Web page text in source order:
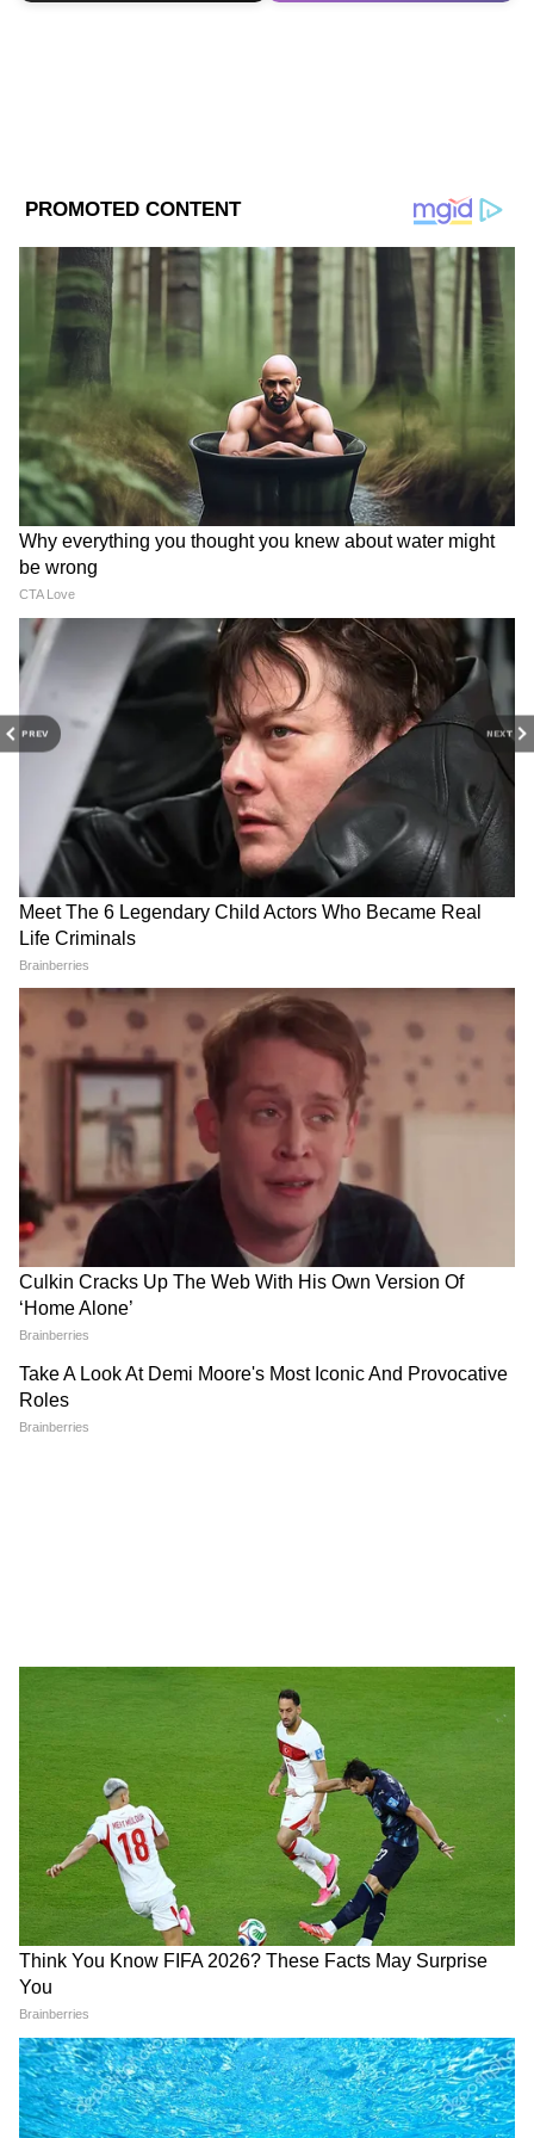
PREV NEXT
Related Articles
Yogi Adityanath: কাটোয়ায় মমতাকে ইউপি মডেলের
Nitin Nabin: কাশী বিশ্বনাথে পুজো দিলেন নীতিন
নবীন, সঙ্গে যোগী আদিত্যনাথ
54টি চারাগাছ রোপণ
অনুষ্ঠানের আরও একটি উল্লেখযোগ্য দিক ছিল
বৃক্ষরোপণ কর্মসূচি। মুখ্যমন্ত্রীর বয়সের সঙ্গে
সামঞ্জস্য রেখে ৫৪টি চারাগাছ রোপণ করেন উত্তর
প্রদেশের মুখ্যমন্ত্রীর সমর্থকরা। পরিবেশ সংরক্ষণ
এবং সবুজায়নের বার্তা ছড়িয়ে দিতেই এই উদ্যোগ
নেওয়া হয়েছে বলে জানান আয়োজকেরা।স্থানীয়
বিজেপি কর্মী ও ভক্তদের উদ্যোগে আয়োজিত এই
অনুষ্ঠানে বিপুল সংখ্যক মানুষের সমাগম হয়।
পাশাপাশি রাজ্য সরকারের বিভিন্ন জনকল্যাণমূলক
প্রকল্পের ছবিও প্রদর্শন করা হয় অনুষ্ঠানের স্থানে।
৫৩তম জন্মদিনে কাটা হয়েছিল ৫৩ কেজির লাড্ডু
DOWNLOAD APP
RECOMMENDED STORIES
Mumbai Rains: তুমুল বৃষ্টিতে
মুম্বইয়ে জলের তলায় আন্ধেরি-
সায়ন সাবওয়ে, বিপর্যস্ত
জনজীবন
Rafale Jets: পাকিস্তানের দাবি
খারিজ, ভারতের ৩৬টি রাফালই
সুরক্ষিত আছে, জানাল বায়ুসেনা
Delhi Rape: 'বাবা আমাকে
বাঁচাও', ধর্ষিত ও খুন হওয়ার
আগে এটাই ছিল ১০ বছরের
মেয়েটির শেষ কথা
ডিজেলের দরে স্বস্তি নেই! জানুন
আজকের দাম
LATEST VIDEOS